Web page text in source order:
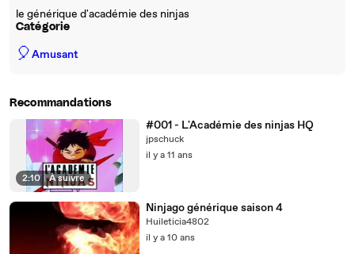
le générique d'académie des ninjas
Catégorie
🎈Amusant
Recommandations
2:10 À suivre
#001 - L'Académie des ninjas HQ
jpschuck
il y a 11 ans
Ninjago générique saison 4
Huileticia4802
il y a 10 ans